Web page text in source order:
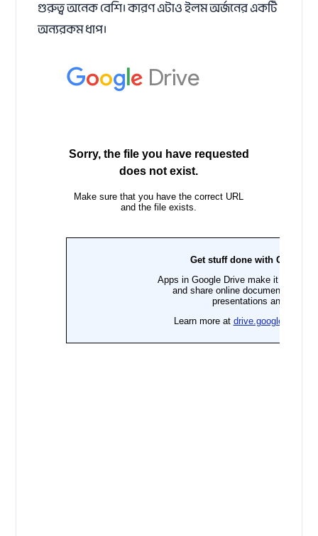
গুরুত্ব অনেক বেশি। কারণ এটাও ইলম অর্জনের একটি
অন্যরকম ধাপ।